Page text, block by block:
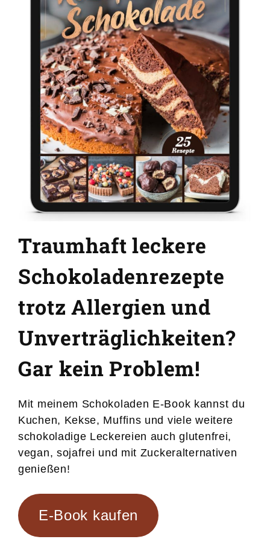
REZEPTEINDEX
Traumhaft leckere
Schokoladenrezepte
trotz Allergien und
Unverträglichkeiten?
Gar kein Problem!
Mit meinem Schokoladen E-Book kannst du
Kuchen, Kekse, Muffins und viele weitere
schokoladige Leckereien auch glutenfrei,
vegan, sojafrei und mit Zuckeralternativen
genießen!
E-Book kaufen